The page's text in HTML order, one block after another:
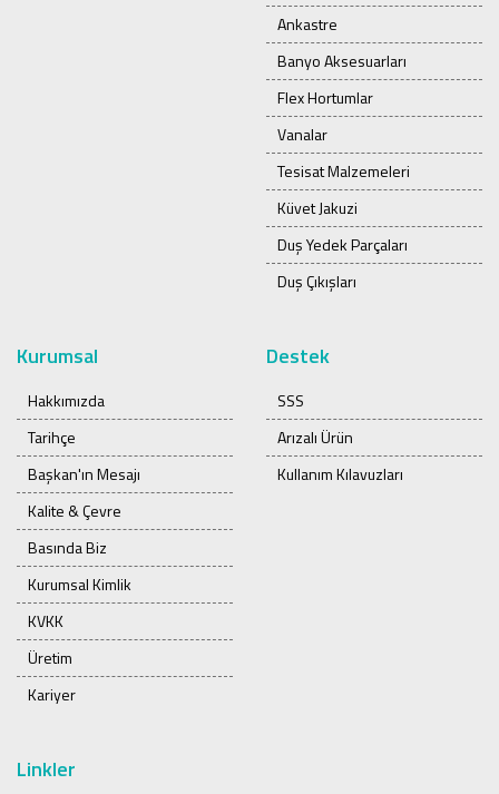
Ankastre
Banyo Aksesuarları
Flex Hortumlar
Vanalar
Tesisat Malzemeleri
Küvet Jakuzi
Duş Yedek Parçaları
Duş Çıkışları
Kurumsal
Hakkımızda
Tarihçe
Başkan'ın Mesajı
Kalite & Çevre
Basında Biz
Kurumsal Kimlik
KVKK
Üretim
Kariyer
Destek
SSS
Arızalı Ürün
Kullanım Kılavuzları
Linkler